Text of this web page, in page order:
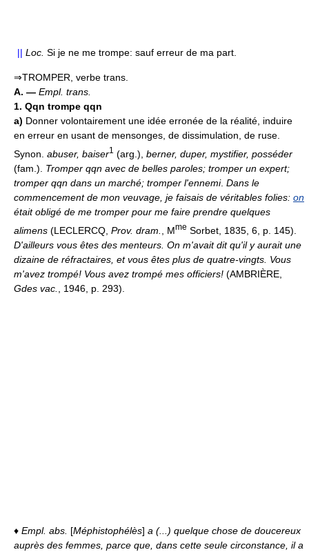
|| Loc. Si je ne me trompe: sauf erreur de ma part.
⇒TROMPER, verbe trans.
A. — Empl. trans.
1. Qqn trompe qqn
a) Donner volontairement une idée erronée de la réalité, induire
en erreur en usant de mensonges, de dissimulation, de ruse.
Synon. abuser, baiser1 (arg.), berner, duper, mystifier, posséder
(fam.). Tromper qqn avec de belles paroles; tromper un expert;
tromper qqn dans un marché; tromper l'ennemi. Dans le
commencement de mon veuvage, je faisais de véritables folies: on
était obligé de me tromper pour me faire prendre quelques
alimens (LECLERCQ, Prov. dram. , Mme Sorbet, 1835, 6, p. 145).
D'ailleurs vous êtes des menteurs. On m'avait dit qu'il y aurait une
dizaine de réfractaires, et vous êtes plus de quatre-vingts. Vous
m'avez trompé! Vous avez trompé mes officiers! (AMBRIÈRE,
Gdes vac.
, 1946, p. 293).
♦ Empl. abs. [Méphistophélès] a (...) quelque chose de doucereux
auprès des femmes, parce que, dans cette seule circonstance, il a